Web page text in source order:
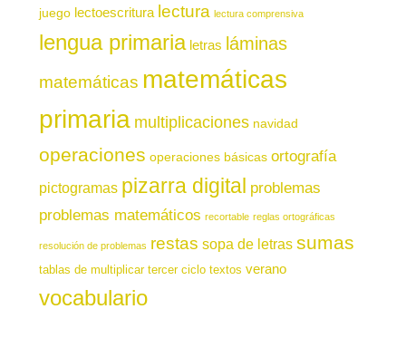
juego lectoescritura lectura lectura comprensiva
lengua primaria letras láminas
matemáticas matemáticas
primaria multiplicaciones navidad
operaciones operaciones básicas ortografía
pictogramas pizarra digital problemas
problemas matemáticos recortable reglas ortográficas
resolución de problemas restas sopa de letras sumas
tablas de multiplicar tercer ciclo textos verano
vocabulario